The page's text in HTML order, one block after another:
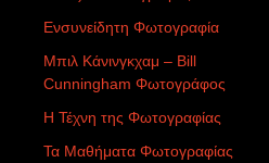
Ενσυνείδητη Φωτογραφία
Μπιλ Κάνινγκχαμ – Bill
Cunningham Φωτογράφος
Η Τέχνη της Φωτογραφίας
Τα Μαθήματα Φωτογραφίας